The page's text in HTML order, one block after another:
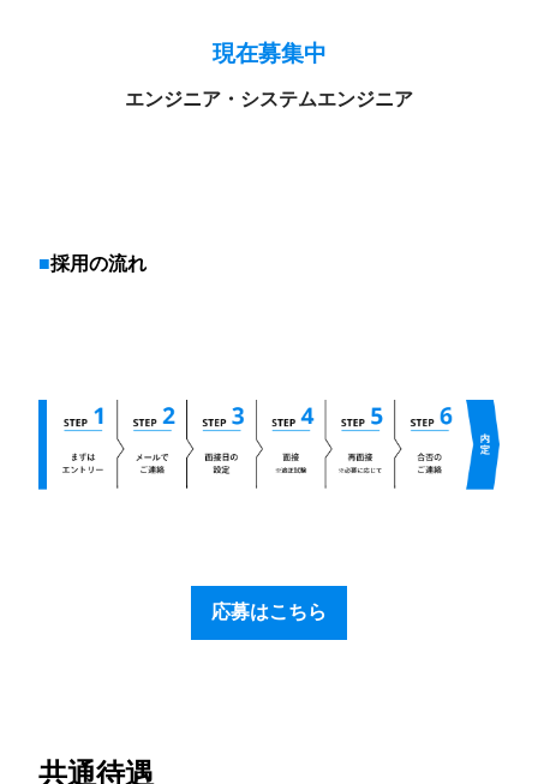
現在募集中
エンジニア・システムエンジニア
採用の流れ
応募はこちら
共通待遇